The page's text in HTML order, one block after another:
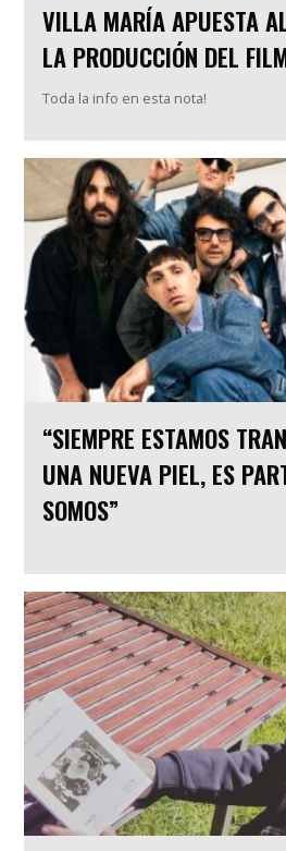
VILLA MARÍA APUESTA
LA PRODUCCIÓN DEL
Toda la info en esta nota!
“SIEMPRE ESTAMOS
UNA NUEVA PIEL, ES
SOMOS”